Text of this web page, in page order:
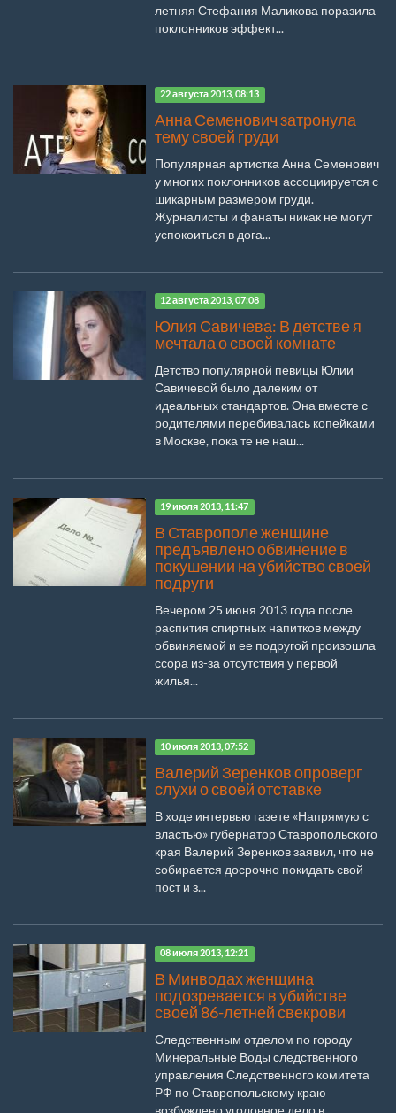
летняя Стефания Маликова поразила
поклонников эффект...
22 августа 2013, 08:13
Анна Семенович затронула
тему своей груди
Популярная артистка Анна Семенович
у многих поклонников ассоциируется с
шикарным размером груди.
Журналисты и фанаты никак не могут
успокоиться в дога...
12 августа 2013, 07:08
Юлия Савичева: В детстве я
мечтала о своей комнате
Детство популярной певицы Юлии
Савичевой было далеким от
идеальных стандартов. Она вместе с
родителями перебивалась копейками
в Москве, пока те не наш...
19 июля 2013, 11:47
В Ставрополе женщине
предъявлено обвинение в
покушении на убийство своей
подруги
Вечером 25 июня 2013 года после
распития спиртных напитков между
обвиняемой и ее подругой произошла
ссора из-за отсутствия у первой
жилья...
10 июля 2013, 07:52
Валерий Зеренков опроверг
слухи о своей отставке
В ходе интервью газете «Напрямую с
властью» губернатор Ставропольского
края Валерий Зеренков заявил, что не
собирается досрочно покидать свой
пост и з...
08 июля 2013, 12:21
В Минводах женщина
подозревается в убийстве
своей 86-летней свекрови
Следственным отделом по городу
Минеральные Воды следственного
управления Следственного комитета
РФ по Ставропольскому краю
возбуждено уголовное дело в...